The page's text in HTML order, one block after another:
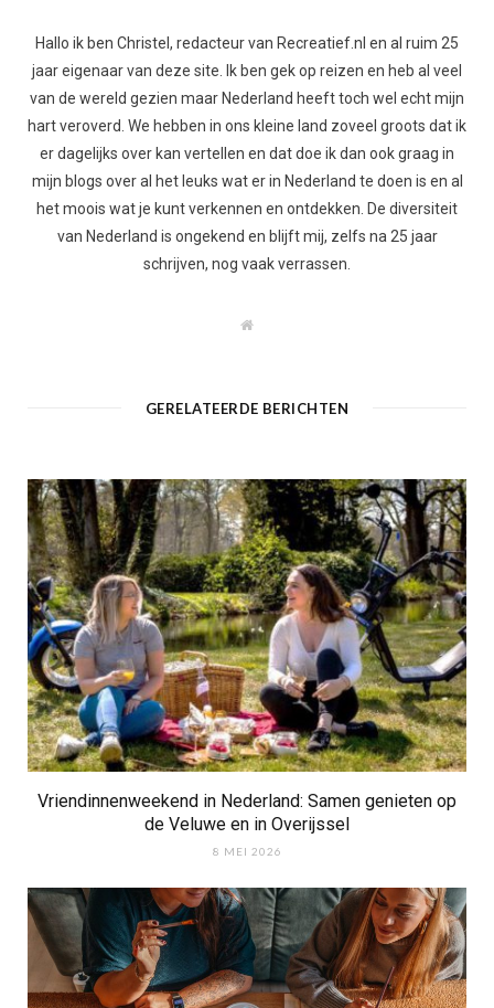
Hallo ik ben Christel, redacteur van Recreatief.nl en al ruim 25
jaar eigenaar van deze site. Ik ben gek op reizen en heb al veel
van de wereld gezien maar Nederland heeft toch wel echt mijn
hart veroverd. We hebben in ons kleine land zoveel groots dat ik
er dagelijks over kan vertellen en dat doe ik dan ook graag in
mijn blogs over al het leuks wat er in Nederland te doen is en al
het moois wat je kunt verkennen en ontdekken. De diversiteit
van Nederland is ongekend en blijft mij, zelfs na 25 jaar
schrijven, nog vaak verrassen.
W
e
GERELATEERDE BERICHTEN
Vriendinnenweekend in Nederland: Samen genieten op
de Veluwe en in Overijssel
8 MEI 2026